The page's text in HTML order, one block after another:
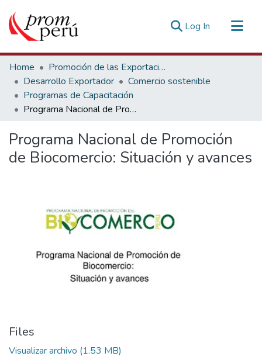
Log In (current)
Communities & Collections
All of DSpace
Statistics
Estadísticas Externas
Home
Promoción de las Exportaciones
Desarrollo Exportador
Comercio sostenible
Programas de Capacitación
Programa Nacional de Promoción de Biocomercio: Situación y avances
Programa Nacional de Promoción
de Biocomercio: Situación y avances
Files
Visualizar archivo (1.53 MB)